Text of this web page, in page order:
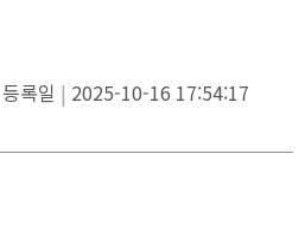
등록일
2025-10-16 17:54:17